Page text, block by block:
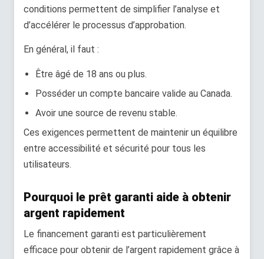
conditions permettent de simplifier l’analyse et
d’accélérer le processus d’approbation.
En général, il faut :
Être âgé de 18 ans ou plus.
Posséder un compte bancaire valide au Canada.
Avoir une source de revenu stable.
Ces exigences permettent de maintenir un équilibre
entre accessibilité et sécurité pour tous les
utilisateurs.
Pourquoi le prêt garanti aide à obtenir
argent rapidement
Le financement garanti est particulièrement
efficace pour obtenir de l’argent rapidement grâce à